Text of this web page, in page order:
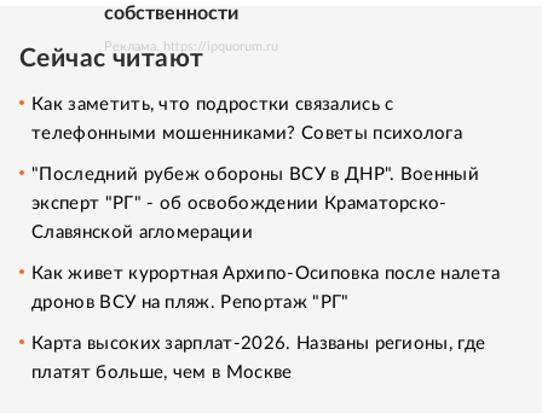
собственности
Реклама. https://ipquorum.ru
Сейчас читают
Как заметить, что подростки связались с
телефонными мошенниками? Советы психолога
"Последний рубеж обороны ВСУ в ДНР". Военный
эксперт "РГ" - об освобождении Краматорско-
Славянской агломерации
Как живет курортная Архипо-Осиповка после налета
дронов ВСУ на пляж. Репортаж "РГ"
Карта высоких зарплат-2026. Названы регионы, где
платят больше, чем в Москве